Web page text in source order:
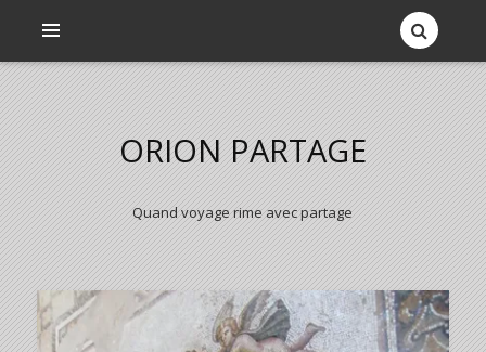
ORION PARTAGE
Quand voyage rime avec partage